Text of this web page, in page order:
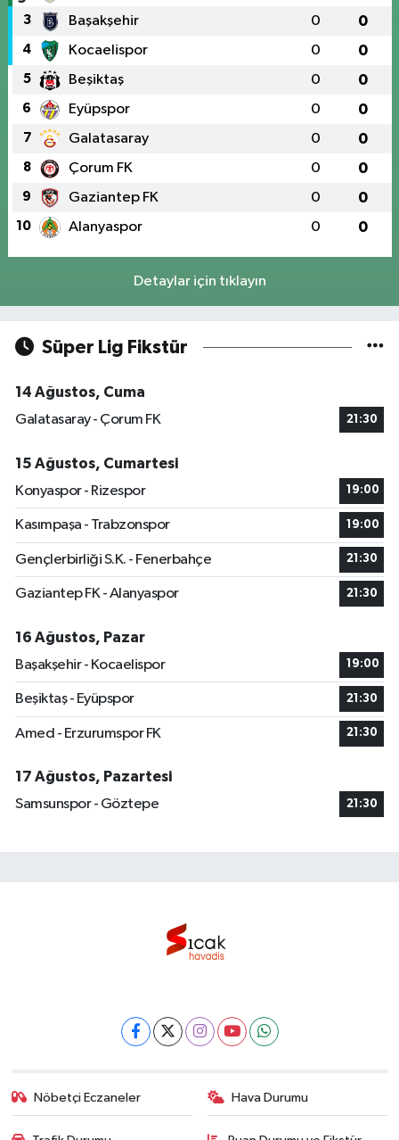
3 Başakşehir 0 0
4 Kocaelispor 0 0
5 Beşiktaş 0 0
6 Eyüpspor 0 0
7 Galatasaray 0 0
8 Çorum FK 0 0
9 Gaziantep FK 0 0
10 Alanyaspor 0 0
Detaylar için tıklayın
Süper Lig Fikstür
14 Ağustos, Cuma
Galatasaray - Çorum FK
21:30
15 Ağustos, Cumartesi
Konyaspor - Rizespor
19:00
Kasımpaşa - Trabzonspor 19:00
Gençlerbirliği S.K. - Fenerbahçe 21:30
Gaziantep FK - Alanyaspor 21:30
16 Ağustos, Pazar
Başakşehir - Kocaelispor
19:00
Beşiktaş - Eyüpspor 21:30
Amed - Erzurumspor FK 21:30
17 Ağustos, Pazartesi
Samsunspor - Göztepe
21:30
Nöbetçi Eczaneler Hava Durumu